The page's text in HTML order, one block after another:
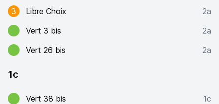
3 Libre Choix
2a
Vert 3 bis
2a
Vert 26 bis
2a
1c
Vert 38 bis 1c